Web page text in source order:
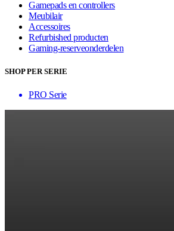
Gamepads en controllers
Meubilair
Accessoires
Refurbished producten
Gaming-reserveonderdelen
SHOP PER SERIE
PRO Serie